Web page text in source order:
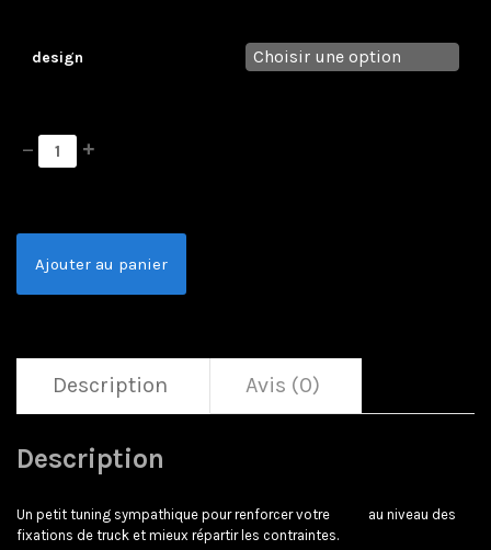
design
Ajouter au panier
Description Avis (0)
Description
Un petit tuning sympathique pour renforcer votre
au niveau des
fixations de truck et mieux répartir les contraintes.